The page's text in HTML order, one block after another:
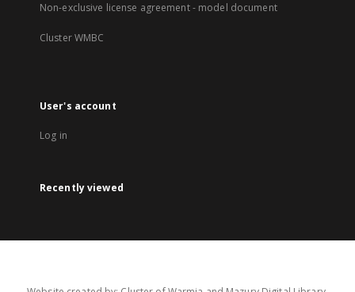
Non-exclusive license agreement - model document
Cluster WMBC
User's account
Log in
Recently viewed